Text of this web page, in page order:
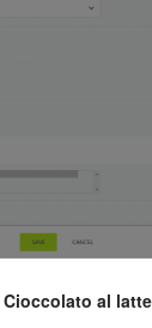
Cioccolato al latte